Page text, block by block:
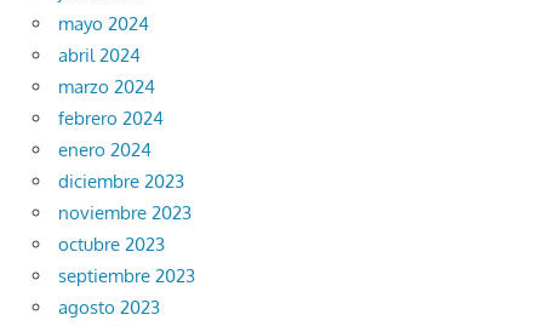
mayo 2024
abril 2024
marzo 2024
febrero 2024
enero 2024
diciembre 2023
noviembre 2023
octubre 2023
septiembre 2023
agosto 2023